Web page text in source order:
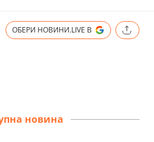
ОБЕРИ НОВИНИ.LIVE В
новина